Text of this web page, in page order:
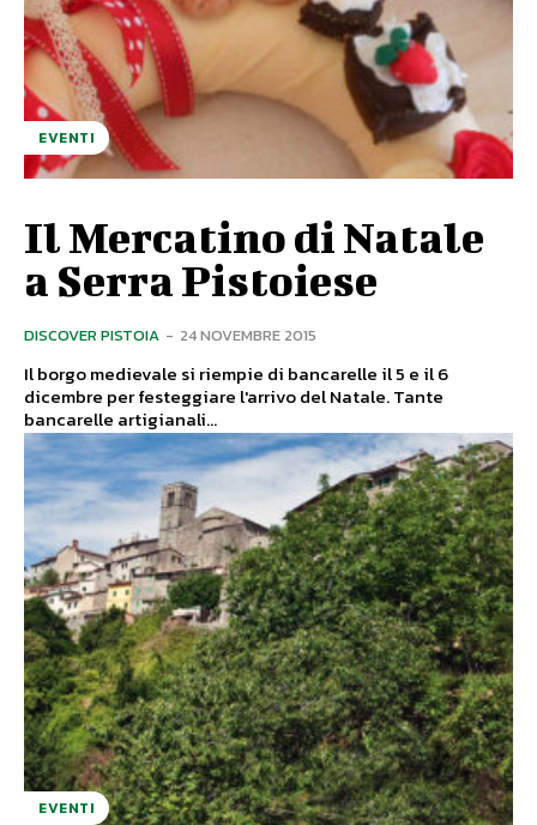
EVENTI
Il Mercatino di Natale
a Serra Pistoiese
DISCOVER PISTOIA - 24 NOVEMBRE 2015
Il borgo medievale si riempie di bancarelle il 5 e il 6
dicembre per festeggiare l'arrivo del Natale. Tante
bancarelle artigianali...
EVENTI